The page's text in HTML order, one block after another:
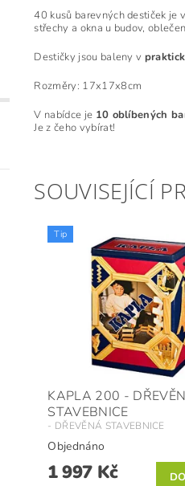
40 kusů barevných destiček je
střechy a okna u budov,
Destičky jsou baleny v
Rozměry: 17x17x8cm
V nabídce je 10 oblíbených
Je z čeho vybírat!
SOUVISEJÍCÍ
Tip
KAPLA 200 -
STAVEBNICE
- DŘEVĚNÁ STAVEBNICE
Objednáno
1 997 Kč